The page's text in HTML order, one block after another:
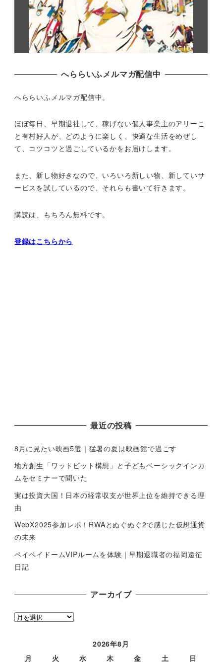
へららいふメルマガ配信中
へららいふメルマガ配信中。
ほぼ毎日、早期退社して、稼げない個人事業主のアリーこ
と有村好人が、どのように楽しく、快適な生活をめぜし
て、 コツコツと過ごしているかをお届けします。
また、新し物好きなので、いろいろ新しい物、 新していサ
ービスを試しているので、それらも書いて行きます。
購読は、もちろん無料です。
登録はこちらから
最近の投稿
8月に見たい映画5選｜猛暑の夏は映画館で過ごす
地方創生「ワットビット構想」と子どもベーシックインカ
ムをセミナーで聞いた
実は投資大国！日本の経常収支が世界上位を維持できる理
由
WebX2025参加レポ！RWAとぬぐぬぐ2で感じた仮想通貨
の未来
ペイペイドームVIPルームを体験｜早期退職者の福岡遠征
日記
アーカイブ
ア
2026年8月
月
火 水 木 金 土 日